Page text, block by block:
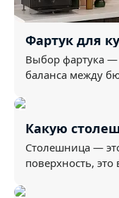
Фартук для
сделать?
Выбор фартука —
баланса между
Какую
кухни:
рейтинг
Столешница —
поверхность,